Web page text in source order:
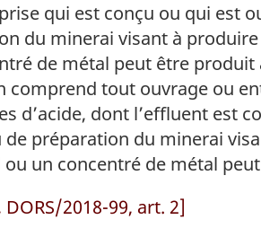
qui est conçu ou qui est
du minerai visant à
de métal peut être
comprend tout ouvrage ou
d’acide, dont l’effluent est
préparation du minerai
un concentré de métal
2018-99, art. 2]